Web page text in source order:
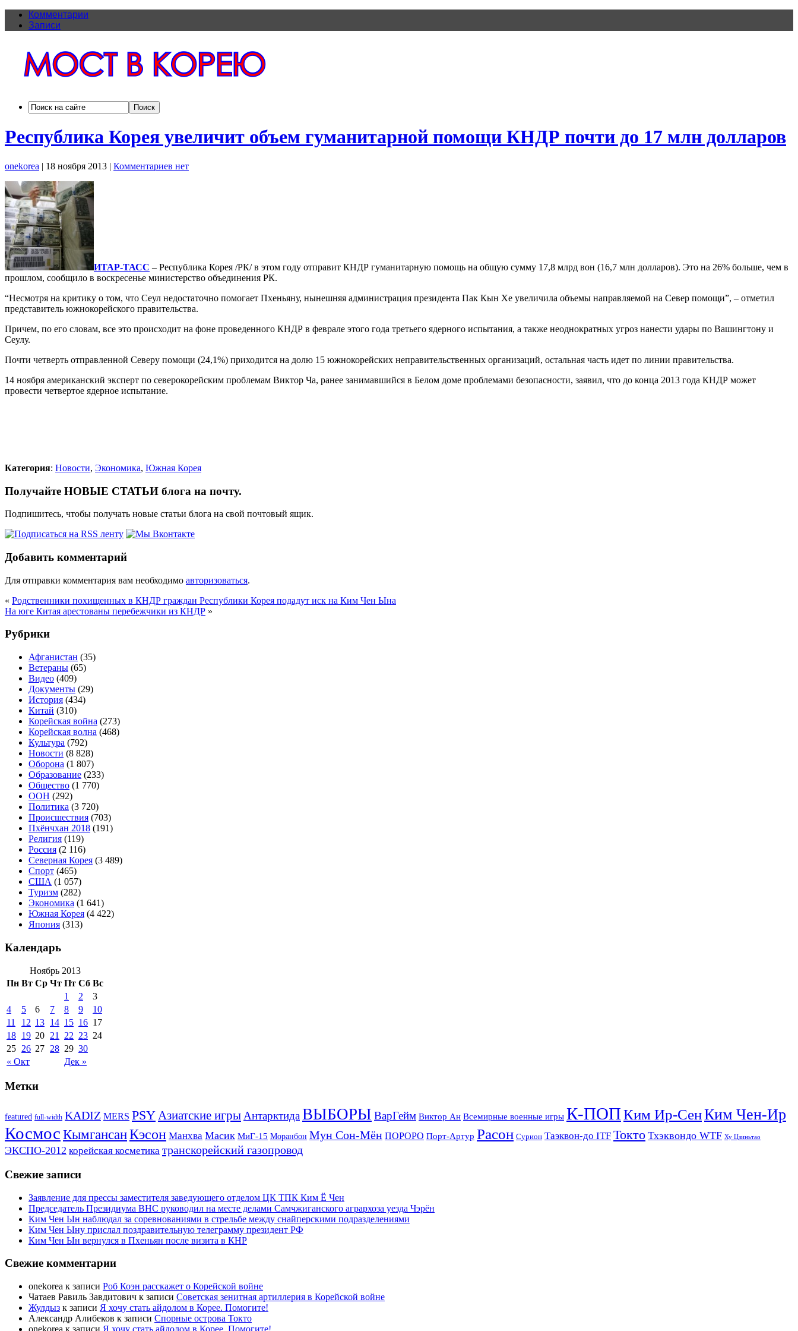
Комментарии
Записи
Республика Корея увеличит объем гуманитарной помощи КНДР почти до 17 млн долларов
onekorea | 18 ноября 2013 | Комментариев нет
ИТАР-ТАСС – Республика Корея /РК/ в этом году отправит КНДР гуманитарную помощь на общую сумму 17,8 млрд вон (16,7 млн долларов). Это на 26% больше, чем в
прошлом, сообщило в воскресенье министерство объединения РК.
“Несмотря на критику о том, что Сеул недостаточно помогает Пхеньяну, нынешняя администрация президента Пак Кын Хе увеличила объемы направляемой на Север помощи”, – отметил
представитель южнокорейского правительства.
Причем, по его словам, все это происходит на фоне проведенного КНДР в феврале этого года третьего ядерного испытания, а также неоднократных угроз нанести удары по Вашингтону и
Сеулу.
Почти четверть отправленной Северу помощи (24,1%) приходится на долю 15 южнокорейских неправительственных организаций, остальная часть идет по линии правительства.
14 ноября американский эксперт по северокорейским проблемам Виктор Ча, ранее занимавшийся в Белом доме проблемами безопасности, заявил, что до конца 2013 года КНДР может
провести четвертое ядерное испытание.
Категория: Новости, Экономика, Южная Корея
Получайте НОВЫЕ СТАТЬИ блога на почту.
Подпишитесь, чтобы получать новые статьи блога на свой почтовый ящик.
Добавить комментарий
Для отправки комментария вам необходимо авторизоваться.
« Родственники похищенных в КНДР граждан Республики Корея подадут иск на Ким Чен Ына
На юге Китая арестованы перебежчики из КНДР »
Рубрики
Афганистан (35)
Ветераны (65)
Видео (409)
Документы (29)
История (434)
Китай (310)
Корейская война (273)
Корейская волна (468)
Культура (792)
Новости (8 828)
Оборона (1 807)
Образование (233)
Общество (1 770)
ООН (292)
Политика (3 720)
Происшествия (703)
Пхёнчхан 2018 (191)
Религия (119)
Россия (2 116)
Северная Корея (3 489)
Спорт (465)
США (1 057)
Туризм (282)
Экономика (1 641)
Южная Корея (4 422)
Япония (313)
Календарь
Ноябрь 2013
Пн Вт Ср Чт Пт Сб Вс
« Окт Дек »
1 2
3
4
5 6 7 8 9
10
11
12 13 14 15 16 17
18 19 20 21 22 23 24
25 26 27 28 29 30
Метки
featured full-width KADIZ MERS PSYАзиатские игры АнтарктидаВЫБОРЫ ВарГейм Виктор Ан Всемирные военные игры К-ПОПКим Ир-СенКим Чен-Ир
Космос КымгансанКэсон Манхва Масик МиГ-15 Моранбон Мун Сон-Мён ПОРОРО Порт-Артур Расон Сурион Таэквон-до ITF Токто Тхэквондо WTF Ху Цзиньтао
ЭКСПО-2012 корейская косметика транскорейский газопровод
Свежие записи
Заявление для прессы заместителя заведующего отделом ЦК ТПК Ким Ё Чен
Председатель Президиума ВНС руководил на месте делами Самчжиганского агрархоза уезда Чэрён
Ким Чен Ын наблюдал за соревнованиями в стрельбе между снайперскими подразделениями
Ким Чен Ыну прислал поздравительную телеграмму президент РФ
Ким Чен Ын вернулся в Пхеньян после визита в КНР
Свежие комментарии
onekorea к записи Роб Коэн расскажет о Корейской войне
Чатаев Равиль Завдитович к записи Советская зенитная артиллерия в Корейской войне
Жулдыз к записи Я хочу стать айдолом в Корее. Помогите!
Александр Алибеков к записи Спорные острова Токто
onekorea к записи Я хочу стать айдолом в Корее. Помогите!